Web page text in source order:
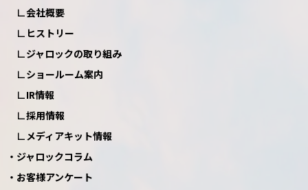
会社概要
ヒストリー
ジャロックの取り組み
ショールーム案内
IR情報
採用情報
メディアキット情報
ジャロックコラム
お客様アンケート